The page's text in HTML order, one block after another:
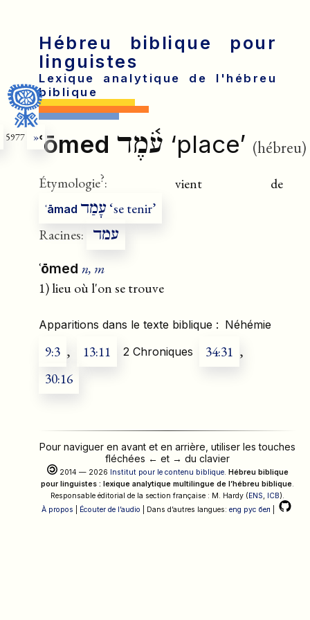
Hébreu biblique pour
linguistes
Lexique analytique de l'hébreu
biblique
5977 »ʿōmed עֹ֫מֶד ‘place’ (hébreu)
Étymologie?: vient de
ʿāmad עָמַד‘se tenir’
Racines: עמד
ʿōmed n, m
1) lieu où l'on se trouve
Apparitions dans le texte biblique : Néhémie
9:3 , 13:11 2 Chroniques 34:31 ,
30:16
Pour naviguer en avant et en arrière, utiliser les touches
fléchées ← et → du clavier
2014 — 2026 Institut pour le contenu biblique. Hébreu biblique
pour linguistes : lexique analytique multilingue de l’hébreu biblique
Responsable éditorial de la section française : M. Hardy (ENS ICB).
À propos
Écouter de l’audio | Dans d’autres langues:eng рус бел